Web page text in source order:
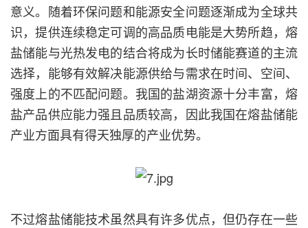
意义。随着环保问题和能源安全问题逐渐成为全球共
识，提供连续稳定可调的高品质电能是大势所趋，熔
盐储能与光热发电的结合将成为长时储能赛道的主流
选择，能够有效解决能源供给与需求在时间、空间、
强度上的不匹配问题。我国的盐湖资源十分丰富，熔
盐产品供应能力强且品质较高，因此我国在熔盐储能
产业方面具有得天独厚的产业优势。
不过熔盐储能技术虽然具有许多优点，但仍存在一些